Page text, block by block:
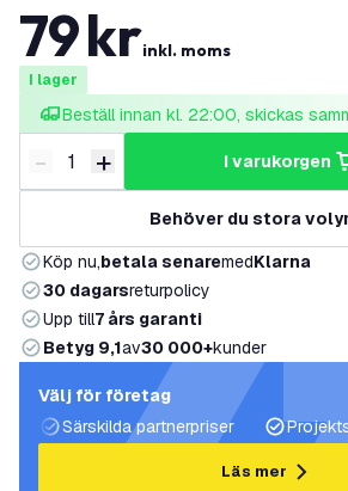
79krinkl. moms
I lager
Beställ innan kl. 22:00, skickas
Minska antal
- Öka antal
+ i varukorgen
Behöver du stora
Köp nu,betala senaremedKlarna
30 dagarsreturpolicy
Upp till7 års garanti
Betyg 9,1av30 000+kunder
Välj för företag
Särskilda partnerpriser
Läs mer